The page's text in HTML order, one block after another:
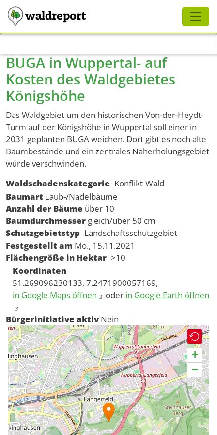
waldreport
BUGA in Wuppertal- auf
Kosten des Waldgebietes
Königshöhe
Das Waldgebiet um den historischen Von-der-Heydt-
Turm auf der Königshöhe in Wuppertal soll einer in
2031 geplanten BUGA weichen. Dort gibt es noch alte
Baumbestände und ein zentrales Naherholungsgebiet
würde verschwinden.
Waldschadenskategorie Konflikt-Wald
Baumart Laub-/Nadelbäume
Anzahl der Bäume über 10
Baumdurchmesser gleich/über 50 cm
Schutzgebietstyp Landschaftsschutzgebiet
Festgestellt am Mo., 15.11.2021
Flächengröße in Hektar >10
Koordinaten
51.269096230133, 7.2471900057169,
in Google Maps öffnen
oder in Google Earth öffnen
Bürgerinitiative aktiv Nein
+
−
Schliessen